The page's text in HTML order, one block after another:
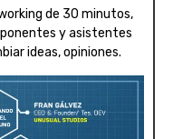
de 30 minutos,
y asistentes
ideas, opiniones.